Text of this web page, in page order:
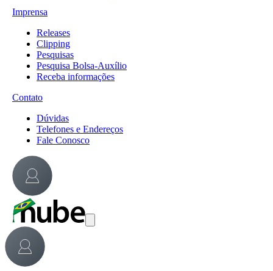
Imprensa
Releases
Clipping
Pesquisas
Pesquisa Bolsa-Auxílio
Receba informações
Contato
Dúvidas
Telefones e Endereços
Fale Conosco